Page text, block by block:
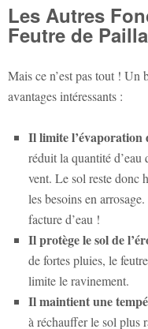
Les Autres
Feutre de
Mais ce n’est pas tout ! Un
avantages intéressants :
Il limite l’évaporation
réduit la quantité d’eau
vent. Le sol reste donc
les besoins en
facture d’eau !
Il protège le sol de
de fortes pluies, le
limite le ravinement.
Il maintient une
à réchauffer le sol plus